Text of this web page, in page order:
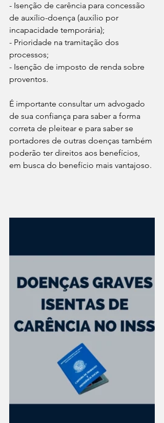
- Isenção de carência para concessão
de auxílio-doença (auxílio por
incapacidade temporária);
- Prioridade na tramitação dos
processos;
- Isenção de imposto de renda sobre
proventos.
É importante consultar um advogado
de sua confiança para saber a forma
correta de pleitear e para saber se
portadores de outras doenças também
poderão ter direitos aos benefícios,
em busca do benefício mais vantajoso.